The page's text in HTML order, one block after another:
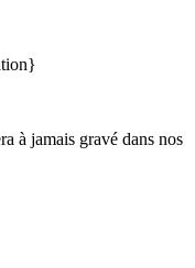
à jamais gravé dans nos